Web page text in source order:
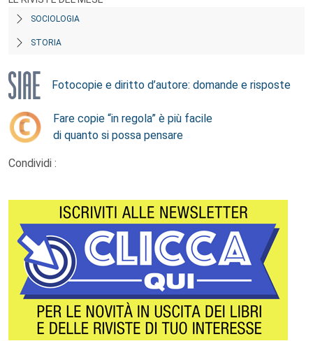
SOCIOLOGIA
STORIA
Fotocopie e diritto d’autore: domande e risposte
Fare copie “in regola” è più facile
di quanto si possa pensare
Condividi :